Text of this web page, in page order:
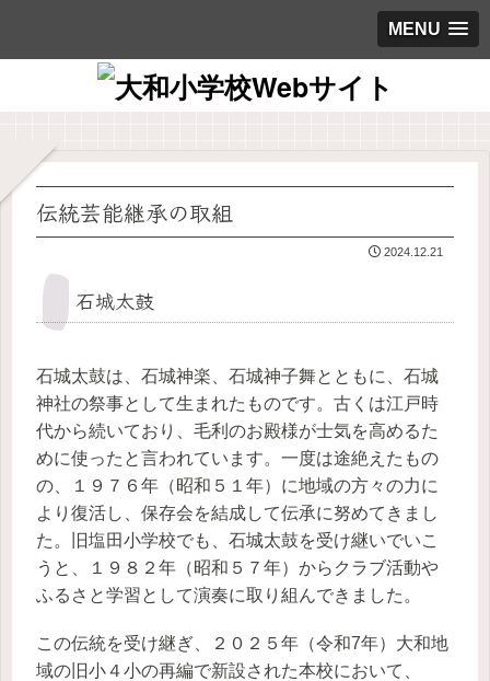
MENU
伝統芸能継承の取組
2024.12.21
石城太鼓
石城太鼓は、石城神楽、石城神子舞とともに、石城
神社の祭事として生まれたものです。古くは江戸時
代から続いており、毛利のお殿様が士気を高めるた
めに使ったと言われています。一度は途絶えたもの
の、１９７６年（昭和５１年）に地域の方々の力に
より復活し、保存会を結成して伝承に努めてきまし
た。旧塩田小学校でも、石城太鼓を受け継いでいこ
うと、１９８２年（昭和５７年）からクラブ活動や
ふるさと学習として演奏に取り組んできました。
この伝統を受け継ぎ、２０２５年（令和7年）大和地
域の旧小４小の再編で新設された本校において、